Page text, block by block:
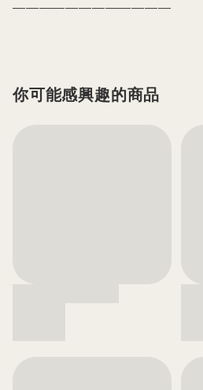
————————————
你可能感興趣的商品